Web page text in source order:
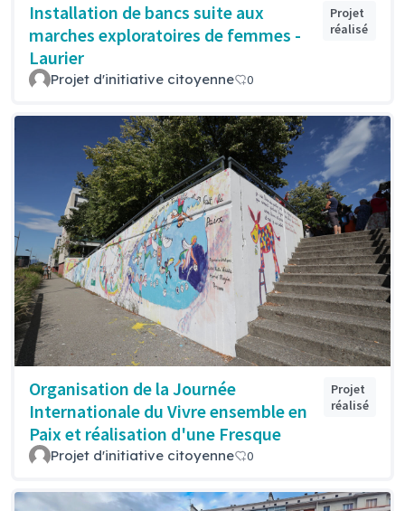
Installation de bancs suite aux
marches exploratoires de femmes -
Laurier
Projet
réalisé
Projet d'initiative citoyenne 0
Organisation de la Journée
Internationale du Vivre ensemble en
Paix et réalisation d'une Fresque
Projet
réalisé
Projet d'initiative citoyenne 0